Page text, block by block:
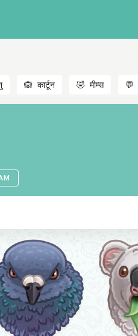
🙉 कार्टून 🤣 मीम्स 💬